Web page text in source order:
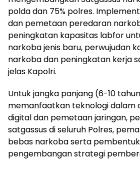
polda dan 75% polres.
dan pemetaan peredaran
peningkatan kapasitas labfor
narkoba jenis baru, perwujudan
narkoba dan peningkatan kerja
jelas Kapolri.
Untuk jangka panjang (6-10
memanfaatkan teknologi dalam
digital dan pemetaan jaringan,
satgassus di seluruh Polres,
bebas narkoba serta
pengembangan strategi